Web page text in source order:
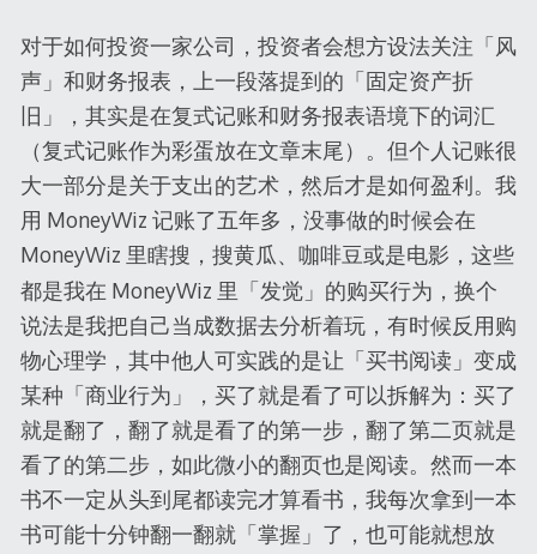
对于如何投资一家公司，投资者会想方设法关注「风
声」和财务报表，上一段落提到的「固定资产折
旧」，其实是在复式记账和财务报表语境下的词汇
（复式记账作为彩蛋放在文章末尾）。但个人记账很
大一部分是关于支出的艺术，然后才是如何盈利。我
用 MoneyWiz 记账了五年多，没事做的时候会在
MoneyWiz 里瞎搜，搜黄瓜、 咖啡豆或是电影 ，这些
都是我在 MoneyWiz 里「发觉」的购买行为，换个
说法是我把自己当成数据去分析着玩，有时候反用购
物心理学，其中他人可实践的是让「买书阅读」变成
某种「商业行为」，买了就是看了可以拆解为：买了
就是翻了，翻了就是看了的第一步，翻了第二页就是
看了的第二步，如此微小的翻页也是阅读。然而一本
书不一定从头到尾都读完才算看书，我每次拿到一本
书可能十分钟翻一翻就「掌握」了，也可能就想放